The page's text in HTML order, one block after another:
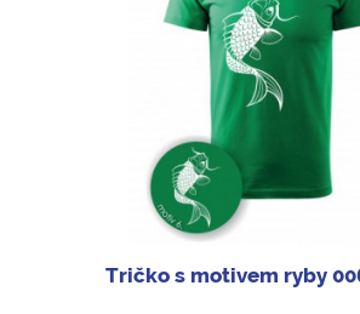
Tričko s motivem ryby